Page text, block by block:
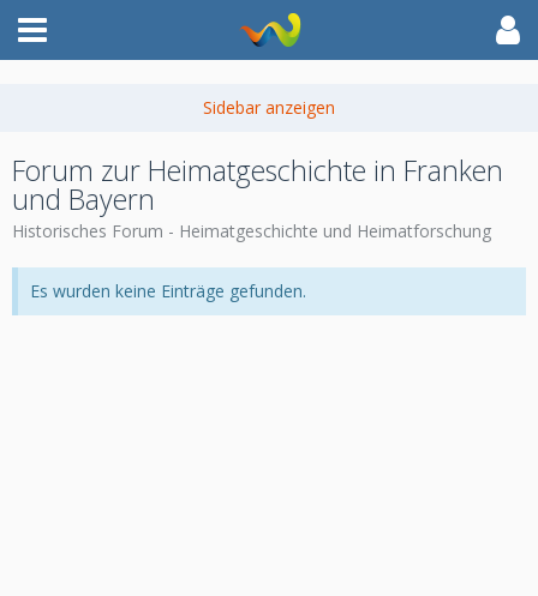
Forum zur Heimatgeschichte in Franken
und Bayern
Historisches Forum - Heimatgeschichte und Heimatforschung
Es wurden keine Einträge gefunden.